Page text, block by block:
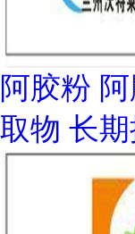
阿胶粉
取物 长